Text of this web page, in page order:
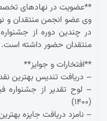
**عضویت در نهادهای
وی عضو انجمن منتقدان و
در چندین دوره از
منتقدان حضور داشته است.
**افتخارات و جوایز**
– دریافت تندیس بهترین نقد
– لوح تقدیر از جشنواره
(۱۴۰۰)
– نامزد دریافت جایزه بهترین